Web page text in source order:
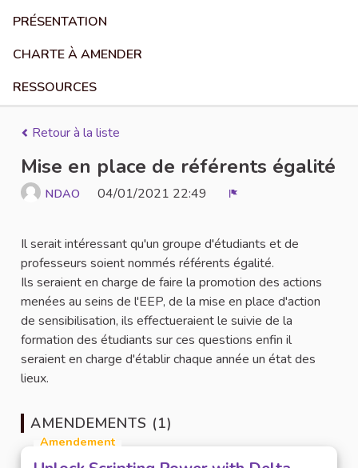
PRÉSENTATION
CHARTE À AMENDER
RESSOURCES
Retour à la liste
Mise en place de référents égalité
NDAO 04/01/2021 22:49
Il serait intéressant qu'un groupe d'étudiants et de
professeurs soient nommés référents égalité.
Ils seraient en charge de faire la promotion des actions
menées au seins de l'EEP, de la mise en place d'action
de sensibilisation, ils effectueraient le suivie de la
formation des étudiants sur ces questions enfin il
seraient en charge d'établir chaque année un état des
lieux.
AMENDEMENTS (1)
Amendement